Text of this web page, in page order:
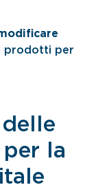
prodotti per
la